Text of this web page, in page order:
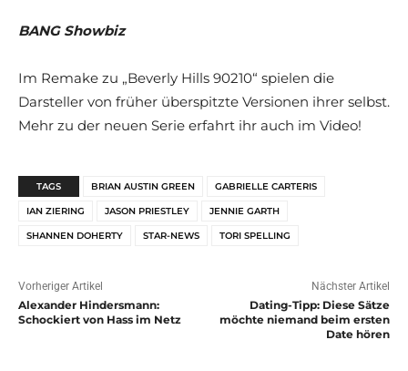
BANG Showbiz
Im Remake zu „Beverly Hills 90210“ spielen die
Darsteller von früher überspitzte Versionen ihrer selbst.
Mehr zu der neuen Serie erfahrt ihr auch im Video!
TAGS BRIAN AUSTIN GREEN GABRIELLE CARTERIS
IAN ZIERING JASON PRIESTLEY JENNIE GARTH
SHANNEN DOHERTY STAR-NEWS TORI SPELLING
Vorheriger Artikel
Alexander Hindersmann:
Schockiert von Hass im Netz
Nächster Artikel
Dating-Tipp: Diese Sätze
möchte niemand beim ersten
Date hören